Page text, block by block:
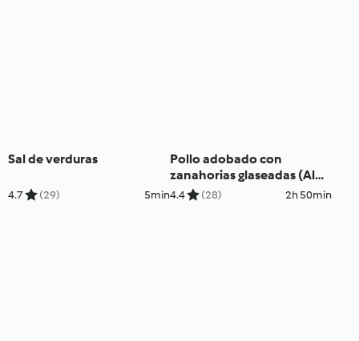
Sal de verduras
4.7 (29) 5min
Pollo adobado con
zanahorias glaseadas (Al
vacío)
4.4 (28) 2h 50min